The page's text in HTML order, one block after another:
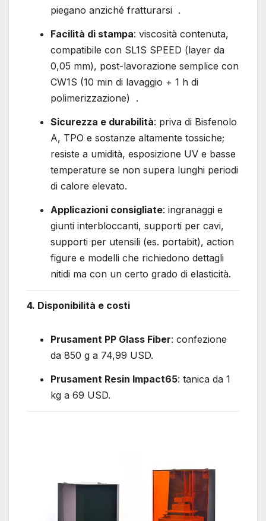
piegano anziché fratturarsi .
Facilità di stampa: viscosità contenuta,
compatibile con SL1S SPEED (layer da
0,05 mm), post-lavorazione semplice con
CW1S (10 min di lavaggio + 1 h di
polimerizzazione) .
Sicurezza e durabilità: priva di Bisfenolo
A, TPO e sostanze altamente tossiche;
resiste a umidità, esposizione UV e basse
temperature se non supera lunghi periodi
di calore elevato.
Applicazioni consigliate: ingranaggi e
giunti interbloccanti, supporti per cavi,
supporti per utensili (es. portabit), action
figure e modelli che richiedono dettagli
nitidi ma con un certo grado di elasticità.
4. Disponibilità e costi
Prusament PP Glass Fiber: confezione
da 850 g a 74,99 USD.
Prusament Resin Impact65: tanica da 1
kg a 69 USD.